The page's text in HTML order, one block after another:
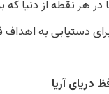
هر نقطه از دنیا
برای دستیابی به
آریا